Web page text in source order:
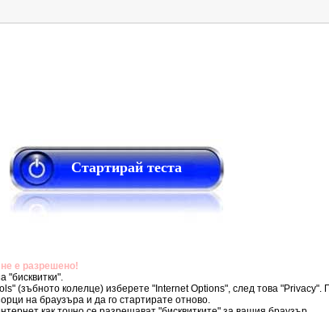
Стартирай теста
е разрешено!
"бисквитки".
(зъбното колелце) изберете "Internet Options", след това
на браузъра и да го стартирате отново.